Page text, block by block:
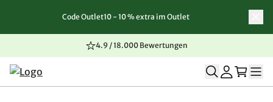
Zum Inhalt springen
Zur Navigation springen
Zum Seitenende springen
Code Outlet10 - 10 % extra im Outlet
4.9 / 18.000 Bewertungen